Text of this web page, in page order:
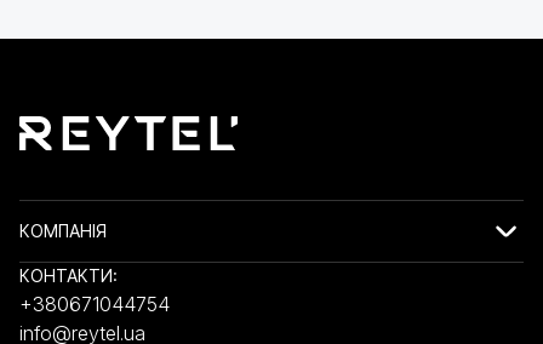
КОМПАНІЯ
КОНТАКТИ:
+380671044754
info@reytel.ua